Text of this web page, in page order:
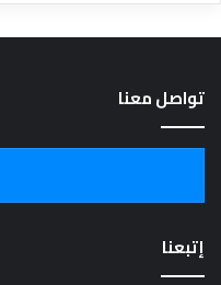
تواصل معنا
إتبعنا